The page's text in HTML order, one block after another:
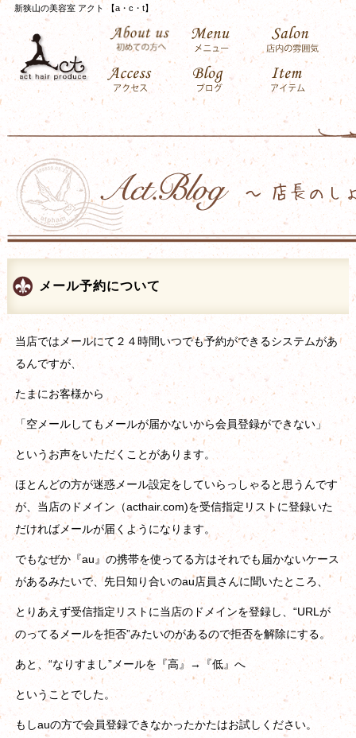
新狭山の美容室 アクト 【a・c・t】
メール予約について
当店ではメールにて２４時間いつでも予約ができるシステムがあ
るんですが、
たまにお客様から
「空メールしてもメールが届かないから会員登録ができない」
というお声をいただくことがあります。
ほとんどの方が迷惑メール設定をしていらっしゃると思うんです
が、当店のドメイン（acthair.com)を受信指定リストに登録いた
だければメールが届くようになります。
でもなぜか『au』の携帯を使ってる方はそれでも届かないケース
があるみたいで、先日知り合いのau店員さんに聞いたところ、
とりあえず受信指定リストに当店のドメインを登録し、“URLが
のってるメールを拒否”みたいのがあるので拒否を解除にする。
あと、“なりすまし”メールを『高』→『低』へ
ということでした。
もしauの方で会員登録できなかったかたはお試しください。